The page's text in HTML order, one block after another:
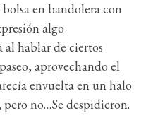
en bandolera con
algo
hablar de ciertos
aprovechando el
envuelta en un halo
no…Se despidieron.